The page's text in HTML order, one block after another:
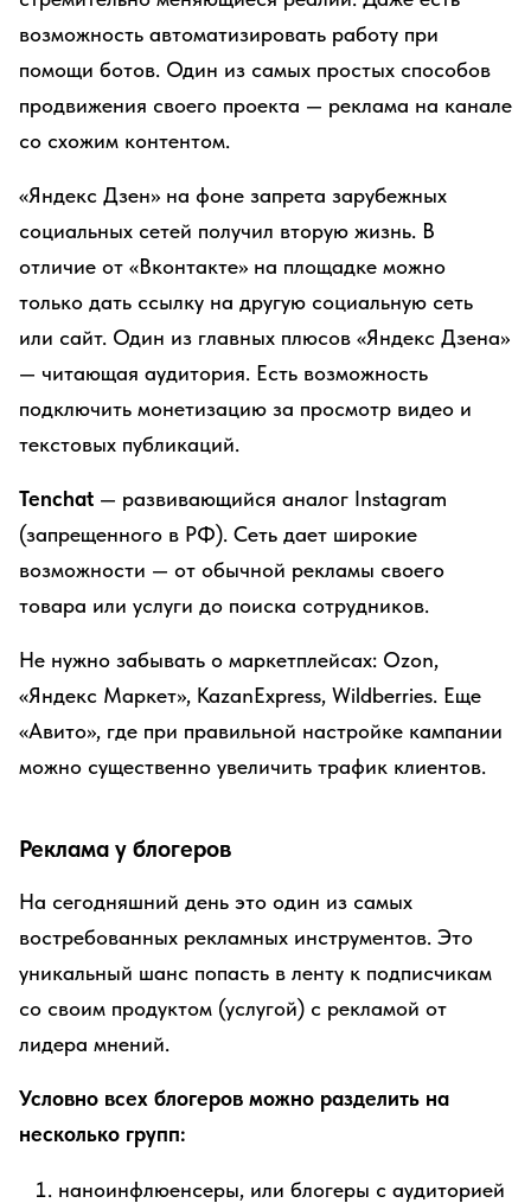
возможность автоматизировать работу при
помощи ботов. Один из самых простых способов
продвижения своего проекта — реклама на канале
со схожим контентом.
«Яндекс Дзен» на фоне запрета зарубежных
социальных сетей получил вторую жизнь. В
отличие от «Вконтакте» на площадке можно
только дать ссылку на другую социальную сеть
или сайт. Один из главных плюсов «Яндекс Дзена»
— читающая аудитория. Есть возможность
подключить монетизацию за просмотр видео и
текстовых публикаций.
Tenchat — развивающийся аналог Instagram
(запрещенного в РФ). Сеть дает широкие
возможности — от обычной рекламы своего
товара или услуги до поиска сотрудников.
Не нужно забывать о маркетплейсах: Ozon,
«Яндекс Маркет», KazanExpress, Wildberries. Еще
«Авито», где при правильной настройке кампании
можно существенно увеличить трафик клиентов.
Реклама у блогеров
На сегодняшний день это один из самых
востребованных рекламных инструментов. Это
уникальный шанс попасть в ленту к подписчикам
со своим продуктом (услугой) с рекламой от
лидера мнений.
Условно всех блогеров можно разделить на
несколько групп:
наноинфлюенсеры, или блогеры с аудиторией